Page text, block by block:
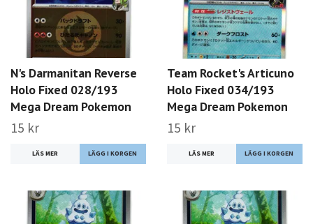
N's Darmanitan Reverse
Holo Fixed 028/193
Mega Dream Pokemon
15 kr
LÄS MER
Team Rocket's Articuno
Holo Fixed 034/193
Mega Dream Pokemon
15 kr
LÄS MER